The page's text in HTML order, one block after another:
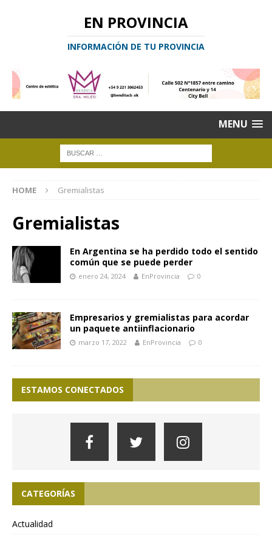
EN PROVINCIA
INFORMACIÓN DE TU PROVINCIA
MENU
HOME Gremialistas
Gremialistas
En Argentina se ha perdido todo el sentido
común que se puede perder
enero 24, 2024 EnProvincia 0
Empresarios y gremialistas para acordar
un paquete antiinflacionario
marzo 17, 2022 EnProvincia 0
ESTAMOS CONECTADOS
CATEGORÍAS
Actualidad